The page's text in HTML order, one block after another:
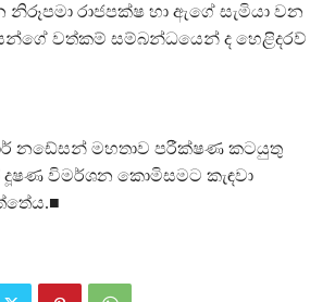
නිරූපමා රාජපක්ෂ හා ඇගේ සැමියා වන
වත්කම් සම්බන්ධයෙන් ද හෙළිදරව්
නඩේසන් මහතාව පරීක්ෂණ කටයුතු
දූෂණ විමර්ශන කොමිසමට කැඳවා